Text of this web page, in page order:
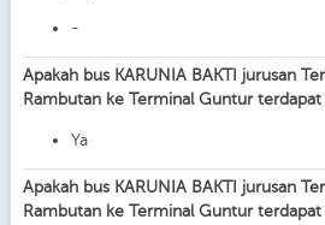
-
Apakah bus KARUNIA BAKTI jurusan
Rambutan ke Terminal Guntur
Ya
Apakah bus KARUNIA BAKTI jurusan
Rambutan ke Terminal Guntur terdapat